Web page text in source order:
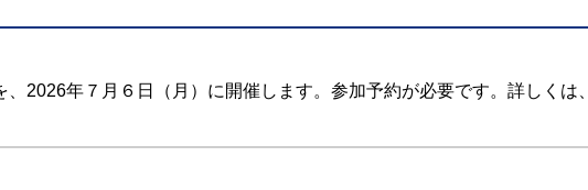
2026年７月６日（月）に開催します。参加予約が必要です。詳しくは、